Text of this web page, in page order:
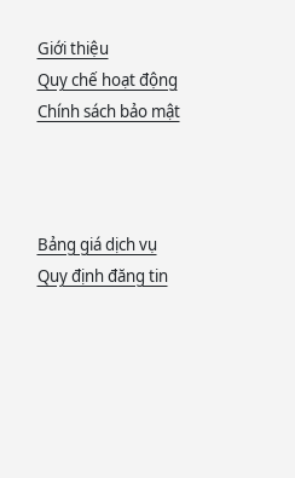
Giới thiệu
Quy chế hoạt động
Chính sách bảo mật
Bảng giá dịch vụ
Quy định đăng tin